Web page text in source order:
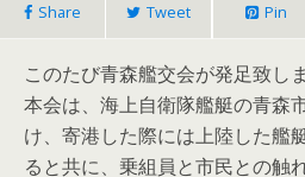
Share Tweet Pin
このたび青森艦交会が発足致しま
本会は、海上自衛隊艦艇の青森
け、寄港した際には上陸した艦
ると共に、乗組員と市民との触